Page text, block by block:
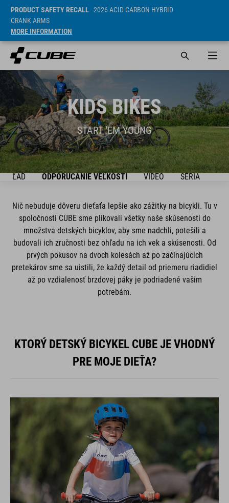
PRODUCT SAFETY RECALL- 2026 ACID CARBON HYBRID
CRANK ARMS
MORE INFORMATION
KIDS BIKES
START 'EM YOUNG
ODPORÚČANIE VEĽKOSTI VIDEO SÉRIA
Nič nebuduje dôveru dieťaťa lepšie ako zážitky na bicykli. Tu v
spoločnosti CUBE sme plikovali všetky naše skúsenosti do
množstva detských bicyklov, aby sme nadchli, potešili a
budovali ich zručnosti bez ohľadu na ich vek a skúsenosti. Od
prvých pokusov na dvoch kolesách až po začínajúcich
pretekárov sme sa uistili, že každý detail od priemeru riadidiel
až po vzdialenosť brzdovej páky je podriadené vašim
potrebám.
KTORÝ DETSKÝ BICYKEL CUBE JE VHODNÝ
PRE MOJE DIEŤA?